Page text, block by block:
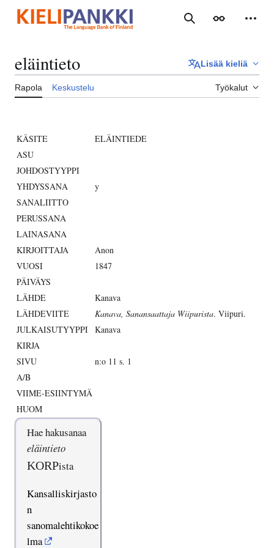
sisältöön
Haku Ulkoasu
eläintieto Lisää kieliä
Rapola Keskustelu Työkalut
KÄSITE
ELÄINTIEDE
ASU
JOHDOSTYYPPI
YHDYSSANA
y
SANALIITTO
PERUSSANA
LAINASANA
KIRJOITTAJA
Anon
VUOSI
1847
PÄIVÄYS
LÄHDE
Kanava
LÄHDEVIITE
Kanava, Sanansaattaja Wiipurista. Viipuri.
JULKAISUTYYPPI Kanava
KIRJA
SIVU
n:o 11 s. 1
A/B
VIIME-ESIINTYMÄ
HUOM
Hae hakusanaa
eläintieto
KORPista
Kansalliskirjasto
n
sanomalehtikokoe
lma